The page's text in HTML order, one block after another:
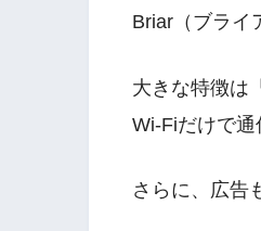
Briar（ブライ
大きな特徴は
Wi-Fiだけで通
さらに、広告